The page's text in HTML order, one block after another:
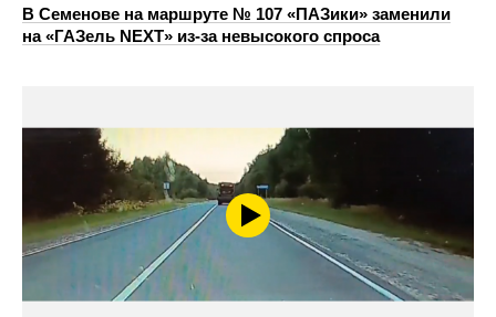
В Семенове на маршруте № 107 «ПАЗики» заменили
на «ГАЗель NEXT» из‑за невысокого спроса